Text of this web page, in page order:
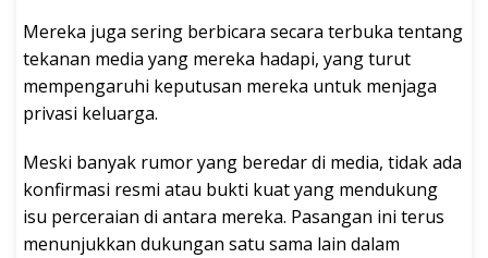
Mereka juga sering berbicara secara terbuka tentang
tekanan media yang mereka hadapi, yang turut
mempengaruhi keputusan mereka untuk menjaga
privasi keluarga.
Meski banyak rumor yang beredar di media, tidak ada
konfirmasi resmi atau bukti kuat yang mendukung
isu perceraian di antara mereka. Pasangan ini terus
menunjukkan dukungan satu sama lain dalam